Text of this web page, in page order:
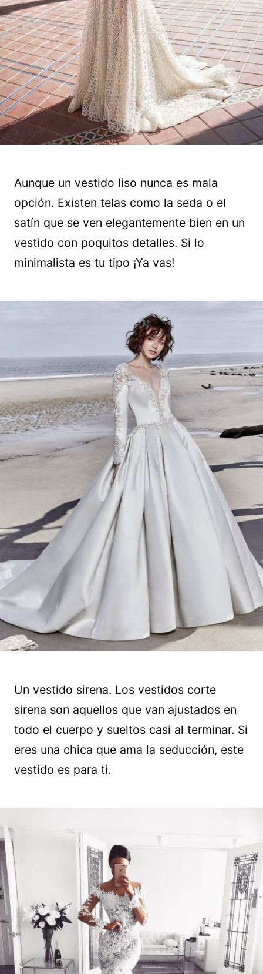
Aunque un vestido liso nunca es mala
opción. Existen telas como la seda o el
satín que se ven elegantemente bien en un
vestido con poquitos detalles. Si lo
minimalista es tu tipo ¡Ya vas!
Un vestido sirena. Los vestidos corte
sirena son aquellos que van ajustados en
todo el cuerpo y sueltos casi al terminar. Si
eres una chica que ama la seducción, este
vestido es para ti.